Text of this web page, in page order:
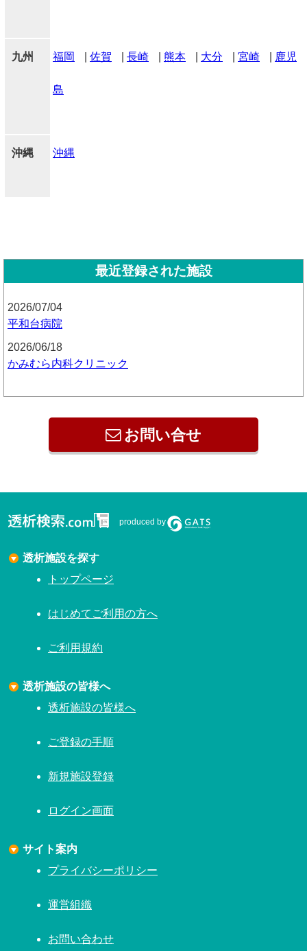
九州 福岡 佐賀 長崎 熊本 大分 宮崎 鹿児
島
沖縄 沖縄
最近登録された施設
2026/07/04
平和台病院
2026/06/18
かみむら内科クリニック
お問い合せ
produced by
透析施設を探す
トップページ
はじめてご利用の方へ
ご利用規約
透析施設の皆様へ
透析施設の皆様へ
ご登録の手順
新規施設登録
ログイン画面
サイト案内
プライバシーポリシー
運営組織
お問い合わせ